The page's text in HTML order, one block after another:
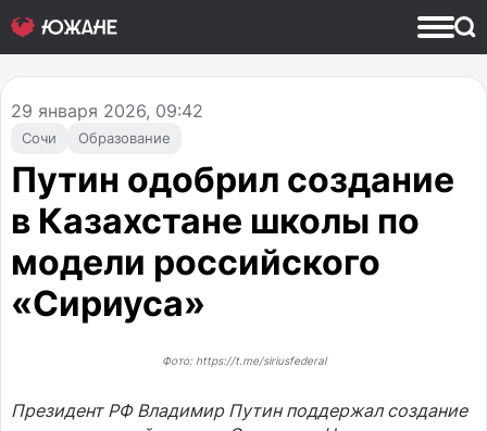
Сочи Образование
29 января 2026, 09:42
Путин одобрил создание
в Казахстане школы по
модели российского
«Сириуса»
Фото: https://t.me/siriusfederal
Президент РФ Владимир Путин поддержал создание